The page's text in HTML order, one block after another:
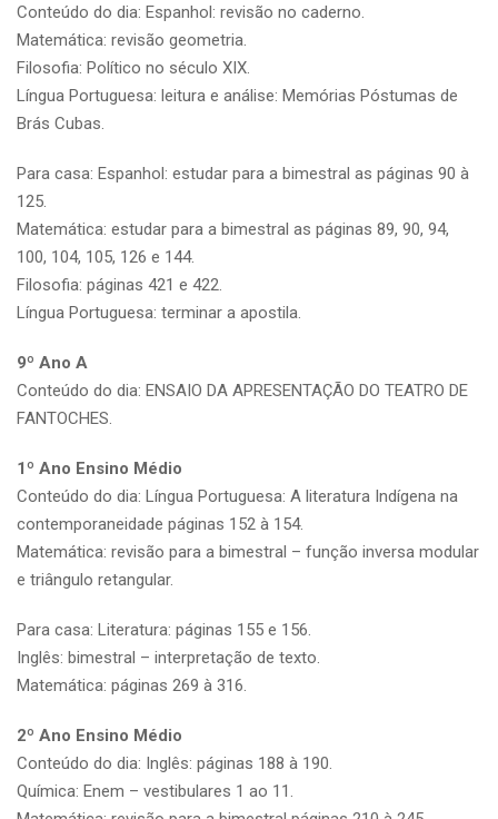
Conteúdo do dia: Espanhol: revisão no caderno.
Matemática: revisão geometria.
Filosofia: Político no século XIX.
Língua Portuguesa: leitura e análise: Memórias Póstumas de
Brás Cubas.
Para casa: Espanhol: estudar para a bimestral as páginas 90 à
125.
Matemática: estudar para a bimestral as páginas 89, 90, 94,
100, 104, 105, 126 e 144.
Filosofia: páginas 421 e 422.
Língua Portuguesa: terminar a apostila.
9º Ano A
Conteúdo do dia: ENSAIO DA APRESENTAÇÃO DO TEATRO DE
FANTOCHES.
1º Ano Ensino Médio
Conteúdo do dia: Língua Portuguesa: A literatura Indígena na
contemporaneidade páginas 152 à 154.
Matemática: revisão para a bimestral – função inversa modular
e triângulo retangular.
Para casa: Literatura: páginas 155 e 156.
Inglês: bimestral – interpretação de texto.
Matemática: páginas 269 à 316.
2º Ano Ensino Médio
Conteúdo do dia: Inglês: páginas 188 à 190.
Química: Enem – vestibulares 1 ao 11.